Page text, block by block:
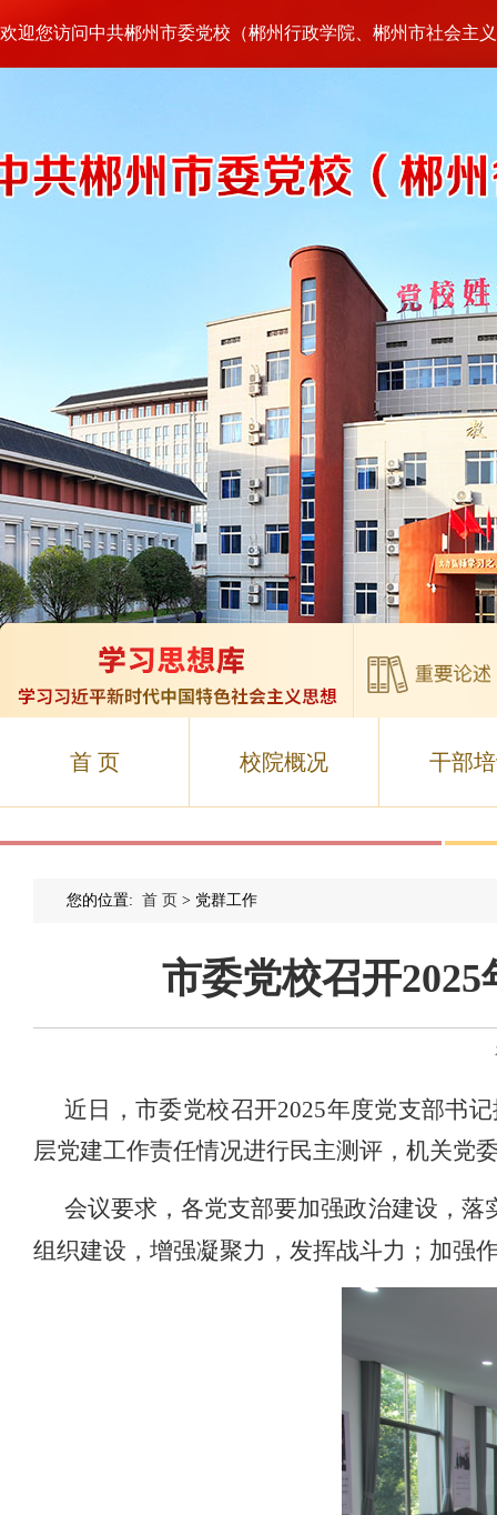
欢迎您访问中共郴州市委党校（郴州行政学院、郴州市社会主
首 页 校院概况 干部
您的位置: 首 页 > 党群工作
市委党校召开
近日 ，市委党校召开2025年度党支部书
层党建工作责任情况进行民主测评，机关党
会议要求，各党支部要加强政治建设，落
组织建设，增强凝聚力，发挥战斗力；加强